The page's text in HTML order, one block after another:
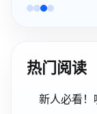
热门阅读
新人必看！